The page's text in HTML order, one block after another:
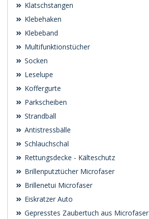
Klatschstangen
Klebehaken
Klebeband
Multifunktionstücher
Socken
Leselupe
Koffergurte
Parkscheiben
Strandball
Antistressbälle
Schlauchschal
Rettungsdecke - Kälteschutz
Brillenputztücher Microfaser
Brillenetui Microfaser
Eiskratzer Auto
Gepresstes Zaubertuch aus Microfaser